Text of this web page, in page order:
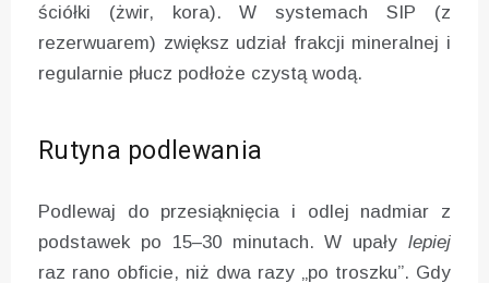
ściółki (żwir, kora). W systemach SIP (z
rezerwuarem) zwiększ udział frakcji mineralnej i
regularnie płucz podłoże czystą wodą.
Rutyna podlewania
Podlewaj do przesiąknięcia i odlej nadmiar z
podstawek po 15–30 minutach. W upały lepiej
raz rano obficie, niż dwa razy „po troszku”. Gdy